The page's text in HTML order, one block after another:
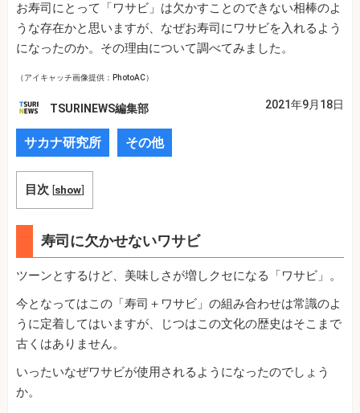
お寿司にとって「ワサビ」は欠かすことのできない相棒のよ
うな存在かと思いますが、なぜお寿司にワサビを入れるよう
になったのか。その理由について調べてみました。
（アイキャッチ画像提供：PhotoAC）
TSURINEWS編集部 2021年9月18日
サカナ研究所 その他
目次 [show]
寿司に欠かせないワサビ
ツーンとするけど、美味しさが増しクセになる「ワサビ」。
今となってはこの「寿司＋ワサビ」の組み合わせは常識のよ
うに定着してはいますが、じつはこの文化の歴史はそこまで
古くはありません。
いったいなぜワサビが使用されるようになったのでしょう
か。